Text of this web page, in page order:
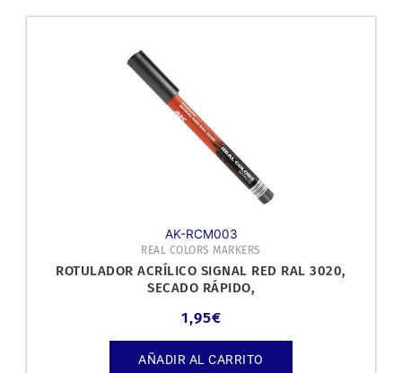
AK-RCM003
REAL COLORS MARKERS
ROTULADOR ACRÍLICO SIGNAL RED RAL 3020,
SECADO RÁPIDO,
1,95€
AÑADIR AL CARRITO